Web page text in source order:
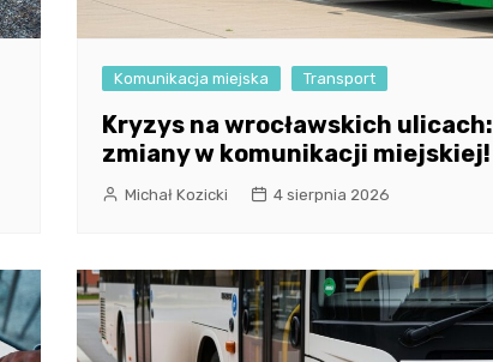
Komunikacja miejska Transport
Kryzys na wrocławskich ulicach:
zmiany w komunikacji miejskiej!
Michał Kozicki 4 sierpnia 2026